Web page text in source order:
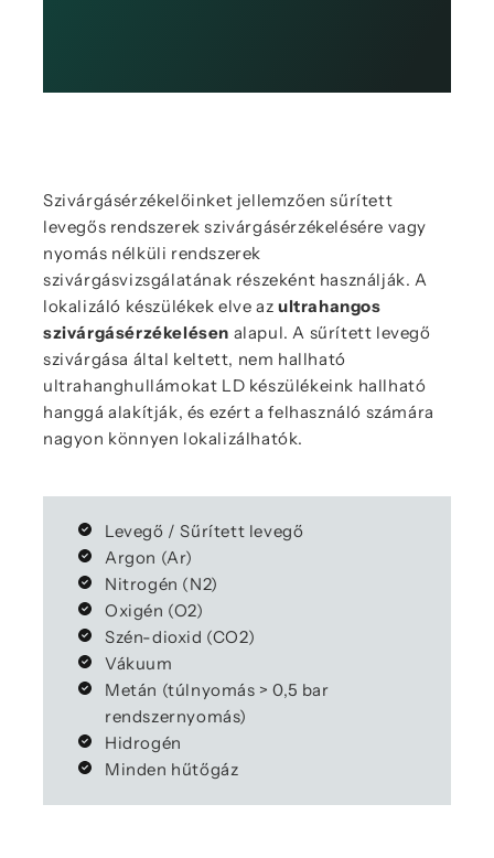
Szivárgásérzékelőinket jellemzően sűrített
levegős rendszerek szivárgásérzékelésére vagy
nyomás nélküli rendszerek
szivárgásvizsgálatának részeként használják. A
lokalizáló készülékek elve azultrahangos
szivárgásérzékelésen alapul. A sűrített levegő
szivárgása által keltett, nem hallható
ultrahanghullámokat LD készülékeink hallható
hanggá alakítják, és ezért a felhasználó számára
nagyon könnyen lokalizálhatók.
Levegő / Sűrített levegő
Argon (Ar)
Nitrogén (N2)
Oxigén (O2)
Szén-dioxid (CO2)
Vákuum
Metán (túlnyomás > 0,5 bar
rendszernyomás)
Hidrogén
Minden hűtőgáz